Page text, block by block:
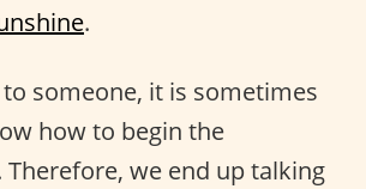
.
someone, it is sometimes
how to begin the
we end up talking